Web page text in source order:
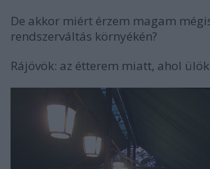
De akkor miért érzem magam
rendszerváltás környékén?
Rájövök: az étterem miatt, ahol